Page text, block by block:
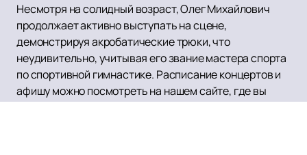
Несмотря на солидный возраст, Олег Михайлович
продолжает активно выступать на сцене,
демонстрируя акробатические трюки, что
неудивительно, учитывая его звание мастера спорта
по спортивной гимнастике. Расписание концертов и
афишу можно посмотреть на нашем сайте, где вы
также можетекупить билетына нашем сайте легко и